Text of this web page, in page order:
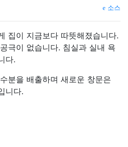
소스
집이 지금보다 따뜻해졌습니다.
극이 없습니다. 침실과 실내 욕
다.
분을 배출하며 새로운 창문은
니다.